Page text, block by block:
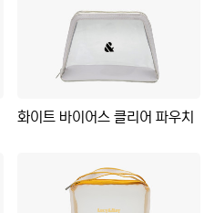
화이트 바이어스 클리어 파우치